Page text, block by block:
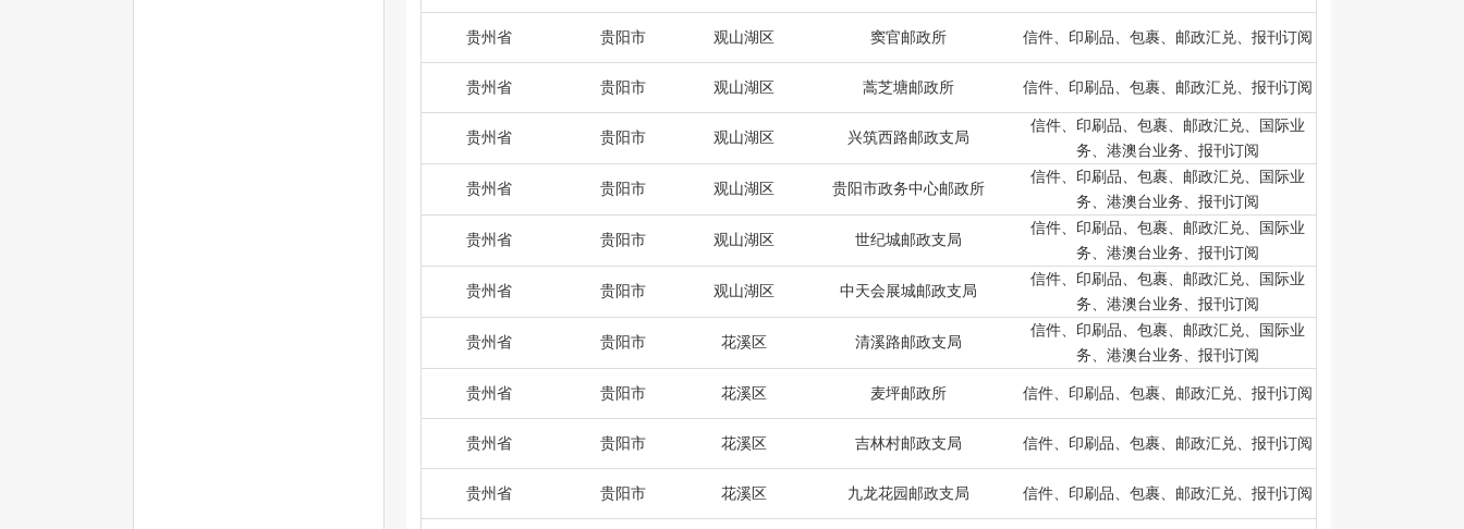
贵州省 贵阳市 观山湖区 窦官邮政所 信件、印刷品、包裹、邮政汇兑、报刊订阅
贵州省 贵阳市 观山湖区 蒿芝塘邮政所 信件、印刷品、包裹、邮政汇兑、报刊订阅
贵州省 贵阳市 观山湖区 兴筑西路邮政支局
信件、印刷品、包裹、邮政汇兑、国际业
务、港澳台业务、报刊订阅
贵州省 贵阳市 观山湖区 贵阳市政务中心邮政所
信件、印刷品、包裹、邮政汇兑、国际业
务、港澳台业务、报刊订阅
贵州省 贵阳市 观山湖区 世纪城邮政支局
信件、印刷品、包裹、邮政汇兑、国际业
务、港澳台业务、报刊订阅
贵州省 贵阳市 观山湖区 中天会展城邮政支局
信件、印刷品、包裹、邮政汇兑、国际业
务、港澳台业务、报刊订阅
贵州省 贵阳市 花溪区 清溪路邮政支局
信件、印刷品、包裹、邮政汇兑、国际业
务、港澳台业务、报刊订阅
贵州省 贵阳市 花溪区 麦坪邮政所 信件、印刷品、包裹、邮政汇兑、报刊订阅
贵州省 贵阳市 花溪区 吉林村邮政支局 信件、印刷品、包裹、邮政汇兑、报刊订阅
贵州省 贵阳市 花溪区 九龙花园邮政支局 信件、印刷品、包裹、邮政汇兑、报刊订阅